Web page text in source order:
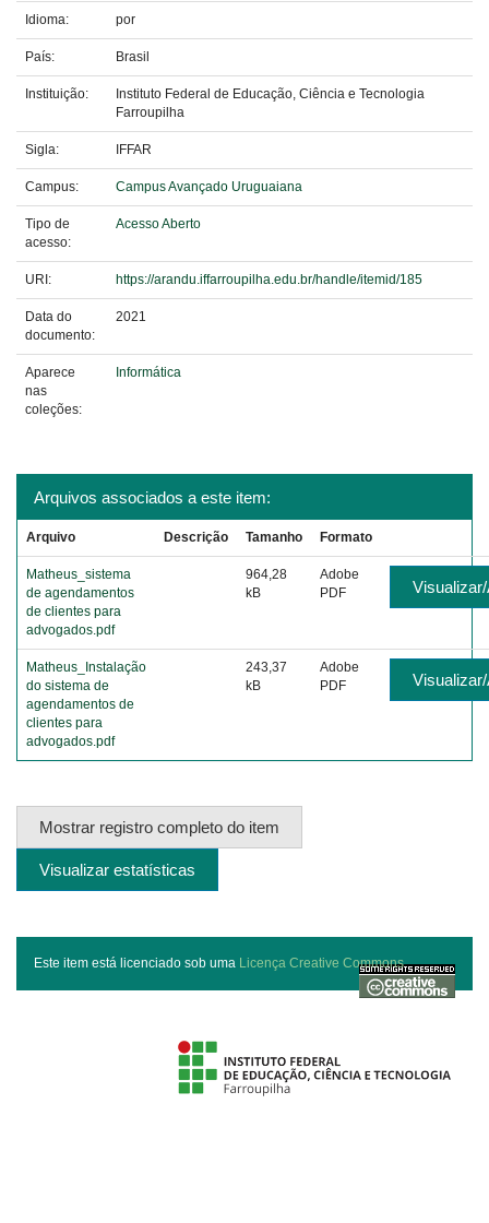
Idioma: por
País: Brasil
Instituição:
Instituto Federal de Educação, Ciência e Tecnologia
Farroupilha
Sigla: IFFAR
Campus: Campus Avançado Uruguaiana
Tipo de
acesso:
Acesso Aberto
URI: https://arandu.iffarroupilha.edu.br/handle/itemid/185
Data do
documento:
2021
Aparece
nas
coleções:
Informática
Arquivos associados a este item:
Arquivo Descrição Tamanho Formato
Matheus_sistema
de agendamentos
de clientes para
advogados.pdf
964,28
kB
Adobe
PDF
Matheus_Instalação
do sistema de
agendamentos de
clientes para
advogados.pdf
243,37
kB
Adobe
PDF
Mostrar registro completo do item
Visualizar estatísticas
Este item está licenciado sob uma Licença Creative Commons